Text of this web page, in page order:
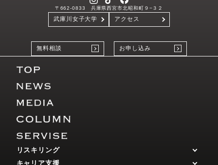
武庫川女子大学 アクセス
〒662-0833 兵庫県西宮市北昭和町９−３２
無料相談 お申し込み
リスキリング
キャリア支援